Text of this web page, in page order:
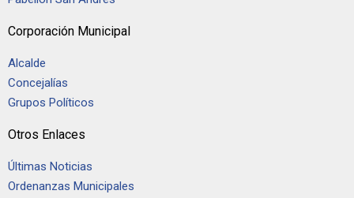
Corporación Municipal
Alcalde
Concejalías
Grupos Políticos
Otros Enlaces
Últimas Noticias
Ordenanzas Municipales